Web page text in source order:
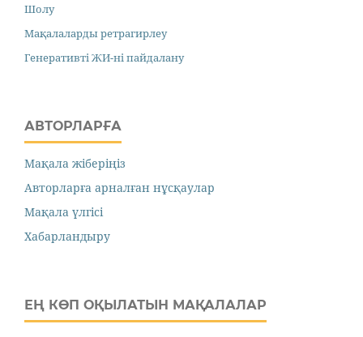
Шолу
Мақалаларды ретрагирлеу
Генеративті ЖИ-ні пайдалану
АВТОРЛАРҒА
Мақала жіберіңіз
Авторларға арналған нұсқаулар
Мақала үлгісі
Хабарландыру
ЕҢ КӨП ОҚЫЛАТЫН МАҚАЛАЛАР